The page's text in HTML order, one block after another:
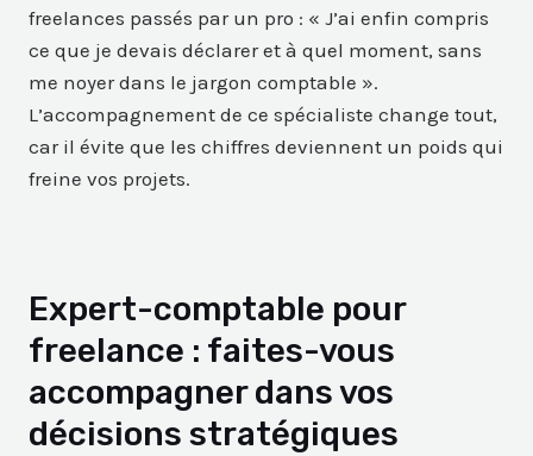
freelances passés par un pro : « J’ai enfin compris
ce que je devais déclarer et à quel moment, sans
me noyer dans le jargon comptable ».
L’accompagnement de ce spécialiste change tout,
car il évite que les chiffres deviennent un poids qui
freine vos projets.
Expert-comptable pour
freelance : faites-vous
accompagner dans vos
décisions stratégiques